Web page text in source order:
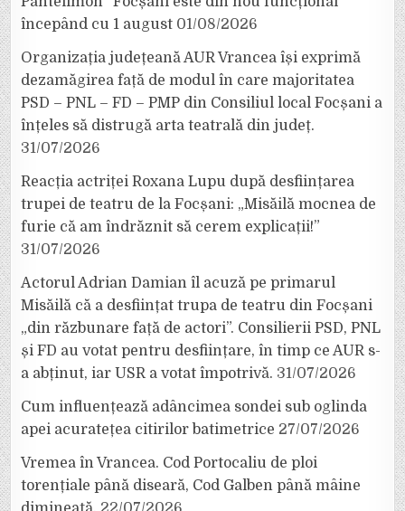
începând cu 1 august 01/08/2026
Organizația județeană AUR Vrancea își exprimă
dezamăgirea față de modul în care majoritatea
PSD – PNL – FD – PMP din Consiliul local Focșani a
înțeles să distrugă arta teatrală din județ.
31/07/2026
Reacția actriței Roxana Lupu după desființarea
trupei de teatru de la Focșani: „Misăilă mocnea de
furie că am îndrăznit să cerem explicații!”
31/07/2026
Actorul Adrian Damian îl acuză pe primarul
Misăilă că a desființat trupa de teatru din Focșani
„din răzbunare față de actori”. Consilierii PSD, PNL
și FD au votat pentru desființare, în timp ce AUR s-
a abținut, iar USR a votat împotrivă. 31/07/2026
Cum influențează adâncimea sondei sub oglinda
apei acuratețea citirilor batimetrice 27/07/2026
Vremea în Vrancea. Cod Portocaliu de ploi
torențiale până diseară, Cod Galben până mâine